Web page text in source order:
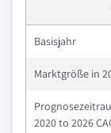
Basisjahr
Marktgröße in
2020 to 2026